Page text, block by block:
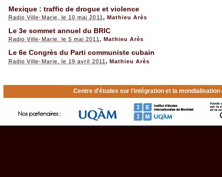
Mexique : traffic de drogue et violence
Radio Ville-Marie, le 10 mai 2011 , Mathieu Arès
Le 3e sommet annuel du BRIC
Radio Ville-Marie, le 5 mai 2011, Mathieu Arès
Le 6e Congrès du Parti communiste cubain
Radio Ville-Marie, le 19 avril 2011 , Mathieu Arès
Centre d'études sur l'intégration et la mondialisation